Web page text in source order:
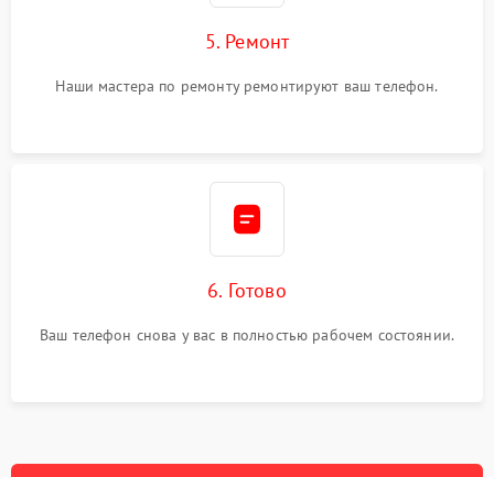
5. Ремонт
Наши мастера по ремонту ремонтируют ваш телефон.
6. Готово
Ваш телефон снова у вас в полностью рабочем состоянии.